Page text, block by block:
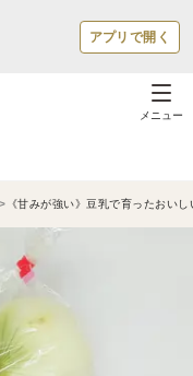
アプリで開く
メニュー
《甘みが強い》豆乳で育ったおい